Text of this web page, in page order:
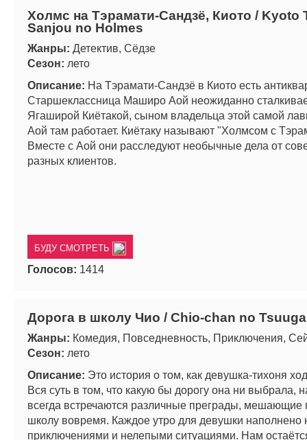
Холмс на Тэрамати-Сандзё, Киото / Kyoto
Sanjou no Holmes
Жанры: Детектив, Сёдзе
Сезон: лето
Описание: На Тэрамати-Сандзё в Киото есть
Старшеклассница Маширо Аой неожиданно
Ягаширой Киётакой, сыном владельца этой самой
Аой там работает. Киётаку называют "Холмсом с
Вместе с Аой они расследуют необычные дела от
разных клиентов.
БУДУ СМОТРЕТЬ
Голосов: 1414
Дорога в школу Чио / Chio-chan no
Жанры: Комедия, Повседневность, Приключения,
Сезон: лето
Описание: Это история о том, как девушка-тихоня
Вся суть в том, что какую бы дорогу она ни выбрала,
всегда встречаются различные преграды, мешающие
школу вовремя. Каждое утро для девушки
приключениями и нелепыми ситуациями. Нам